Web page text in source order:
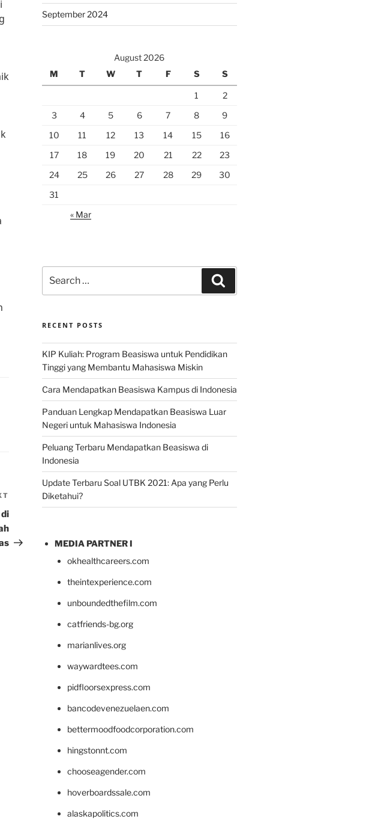
Post
September 2024
August 2026
M
T W T F S S
1
2
3
4 5 6 7 8
9
10
11 12 13 14 15
16
17
18 19 20 21 22
23
24
25 26 27 28 29
30
31
« Mar
for:
RECENT POSTS
KIP Kuliah: Program Beasiswa untuk Pendidikan
Tinggi yang Membantu Mahasiswa Miskin
Cara Mendapatkan Beasiswa Kampus di Indonesia
Panduan Lengkap Mendapatkan Beasiswa Luar
Negeri untuk Mahasiswa Indonesia
Peluang Terbaru Mendapatkan Beasiswa di
Indonesia
Update Terbaru Soal UTBK 2021: Apa yang Perlu
Diketahui?
MEDIA PARTNER I
okhealthcareers.com
theintexperience.com
unboundedthefilm.com
catfriends-bg.org
marianlives.org
waywardtees.com
pidfloorsexpress.com
bancodevenezuelaen.com
bettermoodfoodcorporation.com
hingstonnt.com
chooseagender.com
hoverboardssale.com
alaskapolitics.com